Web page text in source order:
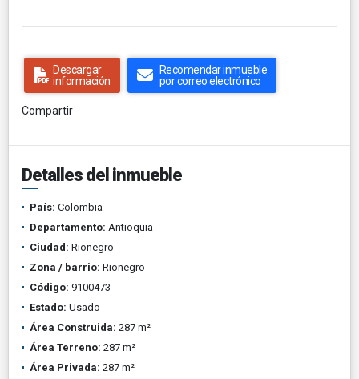
Descargar
información
Recomendar inmueble
por correo electrónico
Compartir
Detalles del inmueble
País: Colombia
Departamento: Antioquia
Ciudad: Rionegro
Zona / barrio: Rionegro
Código: 9100473
Estado: Usado
Área Construida: 287 m²
Área Terreno: 287 m²
Área Privada: 287 m²